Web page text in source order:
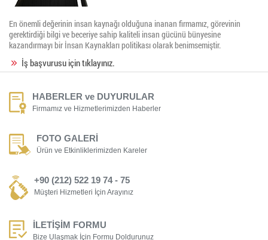
En önemli değerinin insan kaynağı olduğuna inanan firmamız, görevinin
gerektirdiği bilgi ve beceriye sahip kaliteli insan gücünü bünyesine
kazandırmayı bir İnsan Kaynakları politikası olarak benimsemiştir.
İş başvurusu için tıklayınız.
HABERLER ve DUYURULAR
Firmamız ve Hizmetlerimizden Haberler
FOTO GALERİ
Ürün ve Etkinliklerimizden Kareler
+90 (212) 522 19 74 - 75
Müşteri Hizmetleri İçin Arayınız
İLETİŞİM FORMU
Bize Ulaşmak İçin Formu Doldurunuz